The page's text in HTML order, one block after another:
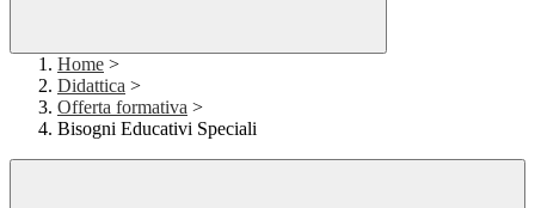
Home >
Didattica >
Offerta formativa >
Bisogni Educativi Speciali